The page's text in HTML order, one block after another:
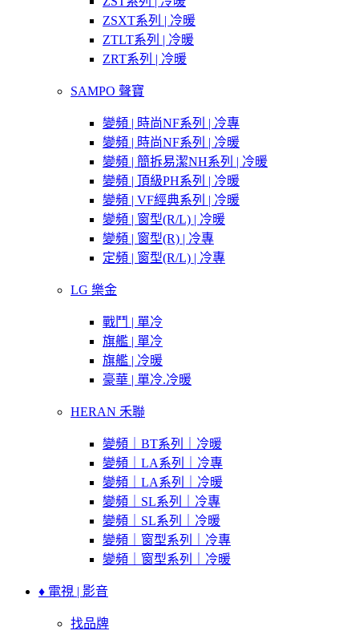
ZSXT系列 | 冷暖
ZTLT系列 | 冷暖
ZRT系列 | 冷暖
SAMPO 聲寶
變頻 | 時尚NF系列 | 冷專
變頻 | 時尚NF系列 | 冷暖
變頻 | 簡拆易潔NH系列 | 冷暖
變頻 | 頂級PH系列 | 冷暖
變頻 | VF經典系列 | 冷暖
變頻 | 窗型(R/L) | 冷暖
變頻 | 窗型(R) | 冷專
定頻 | 窗型(R/L) | 冷專
LG 樂金
戰鬥 | 單冷
旗艦 | 單冷
旗艦 | 冷暖
豪華 | 單冷.冷暖
HERAN 禾聯
變頻｜BT系列｜冷暖
變頻｜LA系列｜冷專
變頻｜LA系列｜冷暖
變頻｜SL系列｜冷專
變頻｜SL系列｜冷暖
變頻｜窗型系列｜冷專
變頻｜窗型系列｜冷暖
♦ 電視 | 影音
找品牌